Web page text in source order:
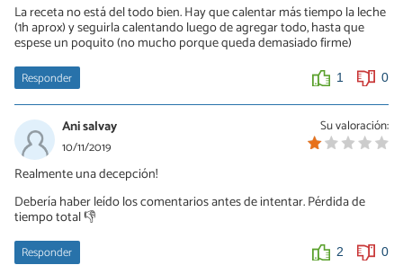
La receta no está del todo bien. Hay que calentar más tiempo la leche
(1h aprox) y seguirla calentando luego de agregar todo, hasta que
espese un poquito (no mucho porque queda demasiado firme)
Responder 1 0
Su valoración:
Ani salvay
10/11/2019
Realmente una decepción!
Debería haber leído los comentarios antes de intentar. Pérdida de
tiempo total 👎
Responder 2 0